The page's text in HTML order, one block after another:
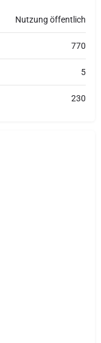
Nutzung öffentlich
770
5
230